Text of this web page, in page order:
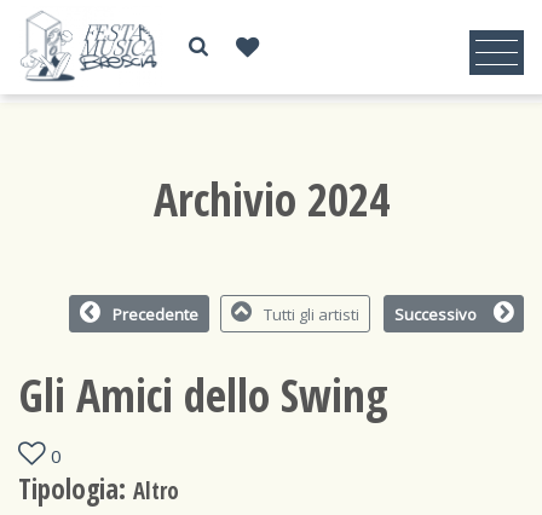
Archivio 2024
Precedente Tutti gli artisti Successivo
Gli Amici dello Swing
0
Tipologia: Altro